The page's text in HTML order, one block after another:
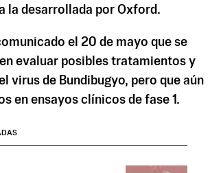
la desarrollada por Oxford.
el 20 de mayo que se
evaluar posibles tratamientos y
virus de Bundibugyo, pero que aún
en ensayos clínicos de fase 1.